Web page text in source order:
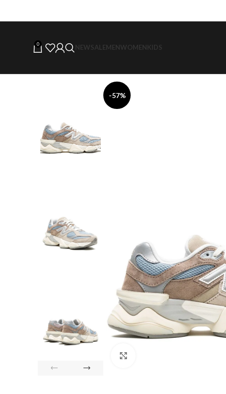
0 NEWSALEMENWOMENKIDS
-57%